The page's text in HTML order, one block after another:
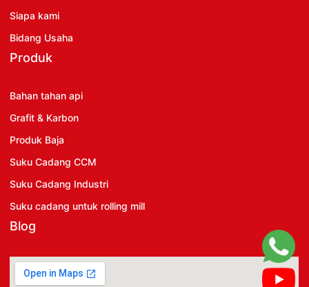
Siapa kami
Bidang Usaha
Produk
Bahan tahan api
Grafit & Karbon
Produk Baja
Suku Cadang CCM
Suku Cadang Industri
Suku cadang untuk rolling mill
Blog